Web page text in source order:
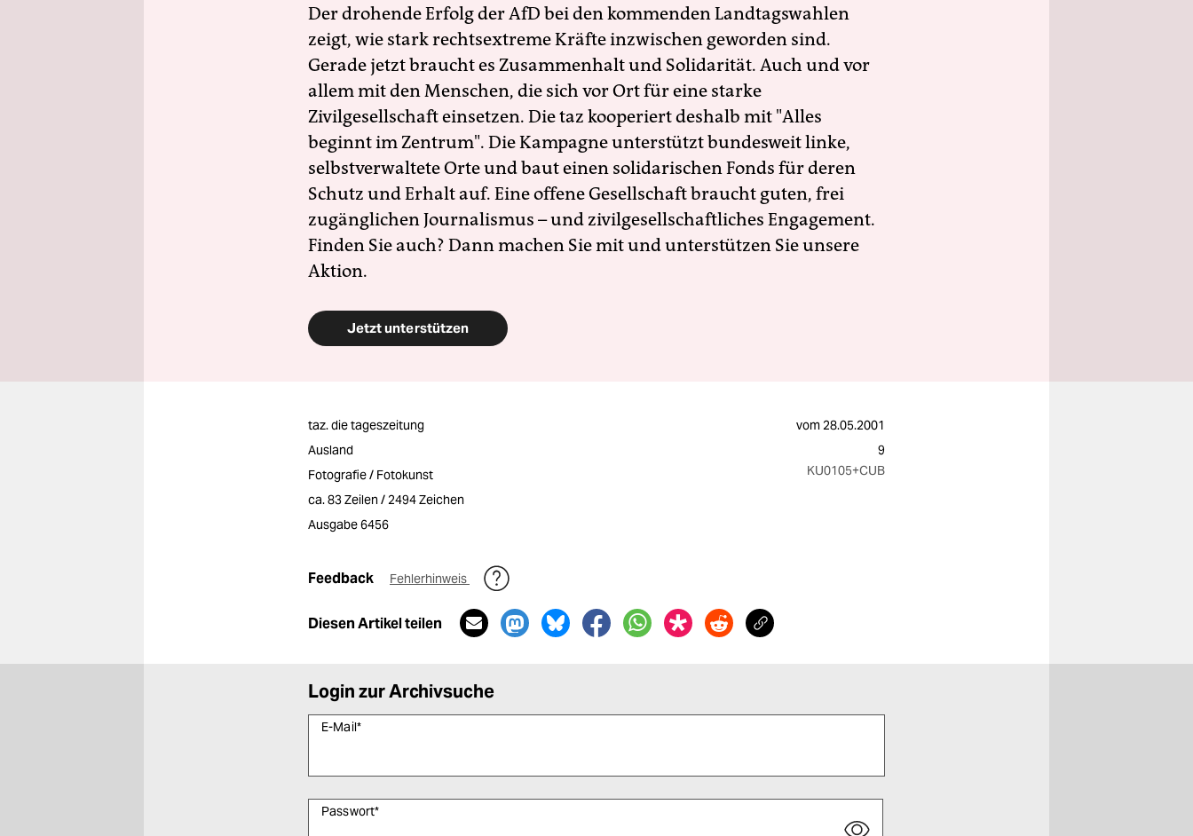
Der drohende Erfolg der AfD bei den kommenden Landtagswahlen
zeigt, wie stark rechtsextreme Kräfte inzwischen geworden sind.
Gerade jetzt braucht es Zusammenhalt und Solidarität. Auch und vor
allem mit den Menschen, die sich vor Ort für eine starke
Zivilgesellschaft einsetzen. Die taz kooperiert deshalb mit "Alles
beginnt im Zentrum". Die Kampagne unterstützt bundesweit linke,
selbstverwaltete Orte und baut einen solidarischen Fonds für deren
Schutz und Erhalt auf. Eine offene Gesellschaft braucht guten, frei
zugänglichen Journalismus – und zivilgesellschaftliches Engagement.
Finden Sie auch? Dann machen Sie mit und unterstützen Sie unsere
Aktion.
Jetzt unterstützen
taz. die tageszeitung vom28.05.2001
Ausland
9
Fotografie / Fotokunst
KU0105+CUB
ca. 83 Zeilen / 2494 Zeichen
Ausgabe 6456
Feedback Fehlerhinweis
Diesen Artikel teilen
Login zur Archivsuche
E-Mail*
Passwort*